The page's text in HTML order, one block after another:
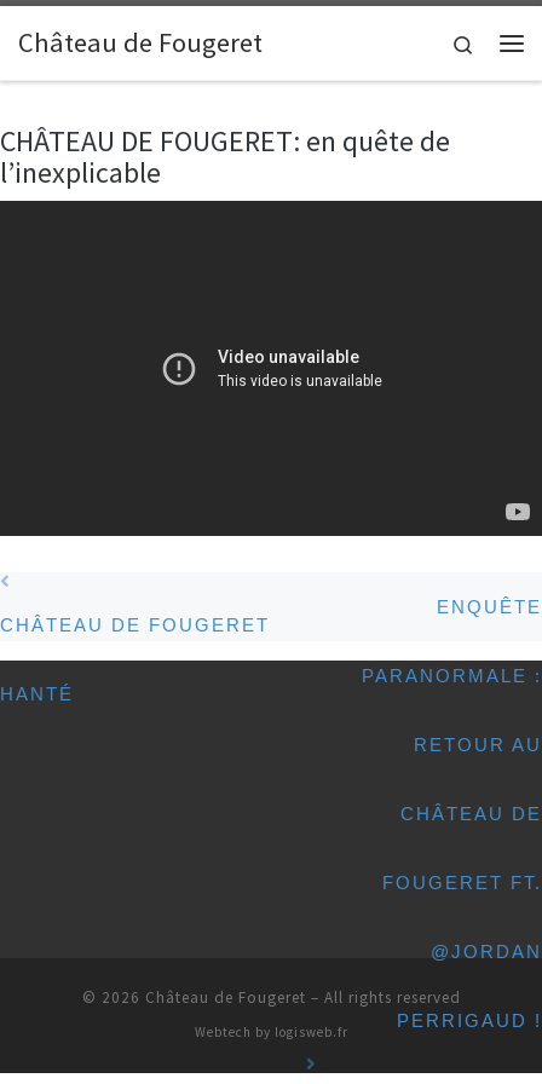
Skip to content
Château de Fougeret
Search
CHÂTEAU DE FOUGERET: en quête de
l’inexplicable
Post navigation
CHÂTEAU DE FOUGERET
HANTÉ
ENQUÊTE
PARANORMALE :
RETOUR AU
CHÂTEAU DE
FOUGERET FT.
@JORDAN
PERRIGAUD !
© 2026 Château de Fougeret – All rights reserved
Webtech by logisweb.fr